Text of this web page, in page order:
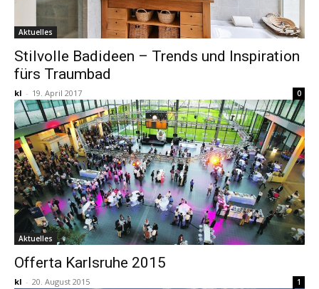
Aktuelles
Stilvolle Badideen – Trends und Inspiration
fürs Traumbad
kl - 19. April 2017 0
Aktuelles
Offerta Karlsruhe 2015
kl - 20. August 2015 1